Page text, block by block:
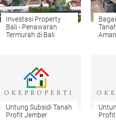
Investasi Property
Bali - Penawaran
Termurah di Bali
Untung Subsidi Tanah
Profit Jember